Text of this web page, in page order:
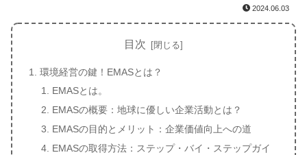
2024.06.03
目次
環境経営の鍵！EMASとは？
EMASとは。
EMASの概要：地球に優しい企業活動とは？
EMASの目的とメリット：企業価値向上への道
EMASの取得方法：ステップ・バイ・ステップガイ